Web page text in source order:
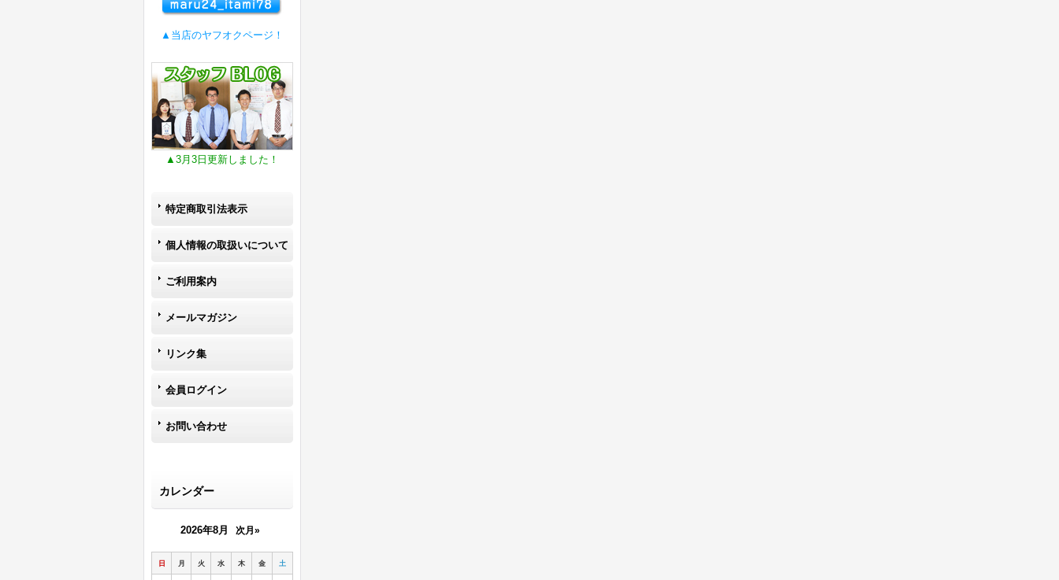
▲当店のヤフオクページ！
▲3月3日更新しました！
特定商取引法表示
個人情報の取扱いについて
ご利用案内
メールマガジン
リンク集
会員ログイン
お問い合わせ
カレンダー
2026年8月 次月»
日 月 火 水 木 金 土